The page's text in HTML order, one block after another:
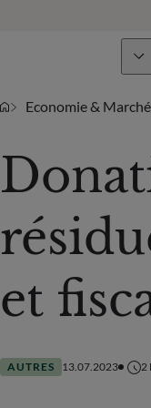
Economie &
et
AUTRES 13.07.2023 2